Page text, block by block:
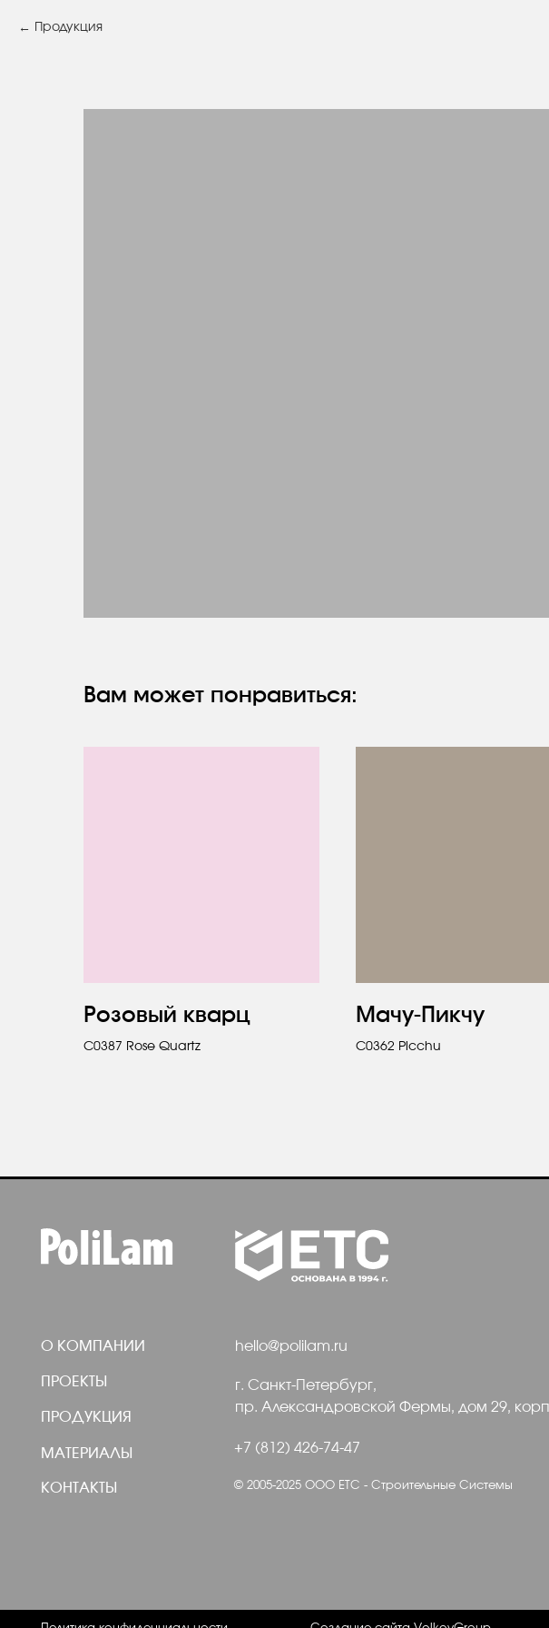
Продукция
Вам может понравиться:
Розовый кварц
C0387 Rose Quartz
Мачу-Пикчу
C0362 Picchu
ПРОДУКЦИЯ
ПРОЕКТЫ
г. Санкт-Петербург,
пр. Александровской Фермы, дом 29, корп. 3
Создание сайта VolkovGroup
Политика конфиденциальности